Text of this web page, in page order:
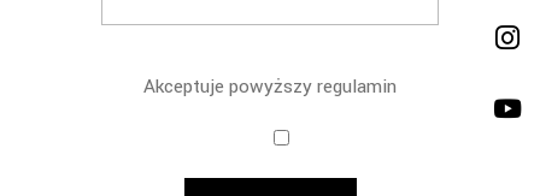
Akceptuje powyższy regulamin